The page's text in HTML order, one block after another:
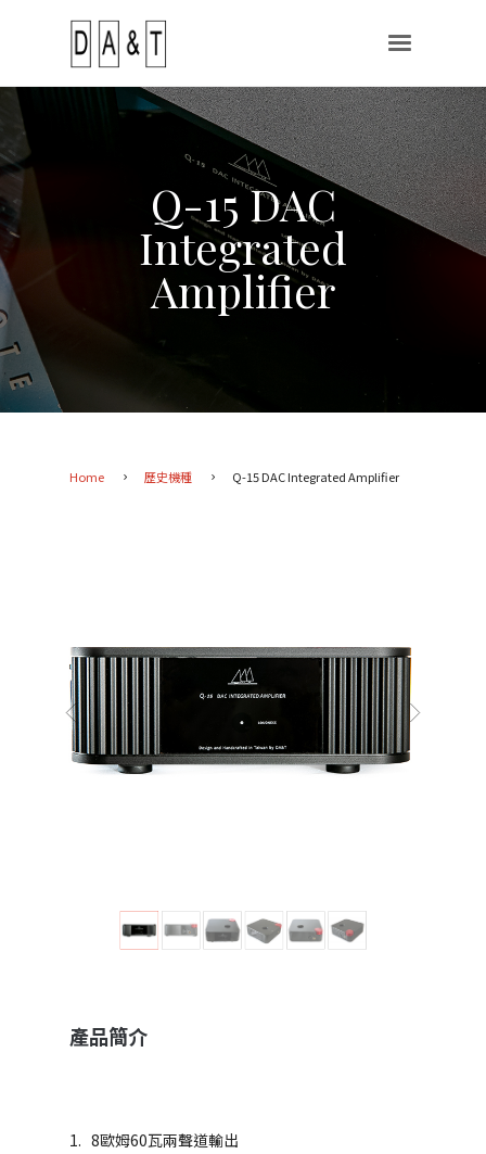
Q-15 DAC
Integrated
Amplifier
Home 歷史機種 Q-15 DAC Integrated Amplifier
產品簡介
1. 8歐姆60瓦兩聲道輸出